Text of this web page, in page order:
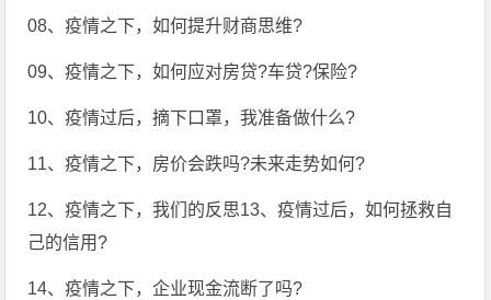
08、疫情之下，如何提升财商思维?
09、疫情之下，如何应对房贷?车贷?保险?
10、疫情过后，摘下口罩，我准备做什么?
11、疫情之下，房价会跌吗?未来走势如何?
12、疫情之下，我们的反思13、疫情过后，如何拯救自
己的信用?
14、疫情之下，企业现金流断了吗?